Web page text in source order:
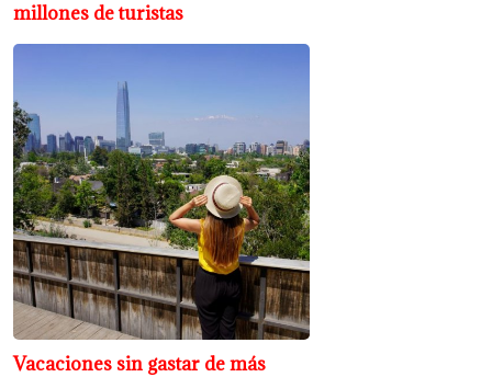
millones de turistas
Vacaciones sin gastar de más